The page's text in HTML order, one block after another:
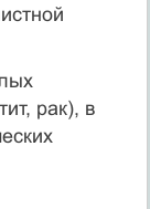
рак), в